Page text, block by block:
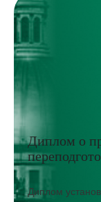
Диплом о
Диплом